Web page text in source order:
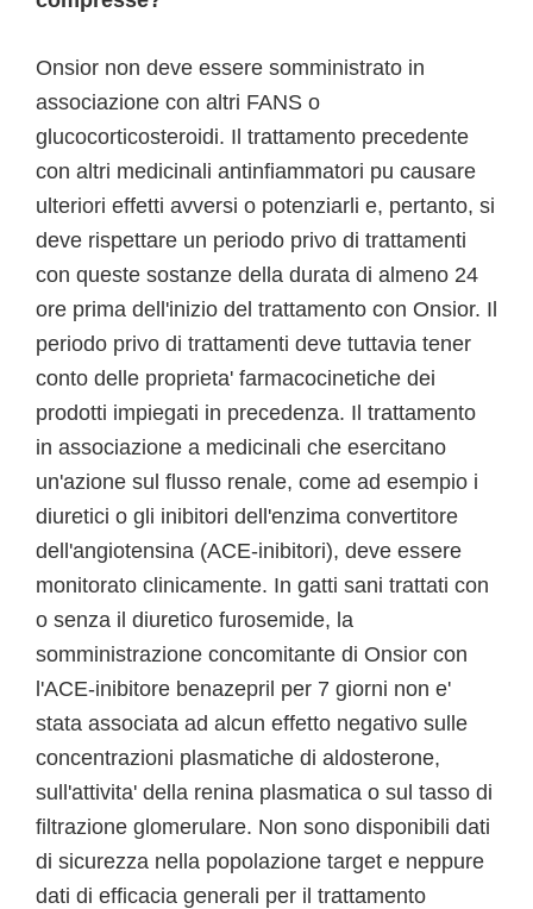
Onsior non deve essere somministrato in
associazione con altri FANS o
glucocorticosteroidi. Il trattamento precedente
con altri medicinali antinfiammatori pu causare
ulteriori effetti avversi o potenziarli e, pertanto, si
deve rispettare un periodo privo di trattamenti
con queste sostanze della durata di almeno 24
ore prima dell'inizio del trattamento con Onsior. Il
periodo privo di trattamenti deve tuttavia tener
conto delle proprieta' farmacocinetiche dei
prodotti impiegati in precedenza. Il trattamento
in associazione a medicinali che esercitano
un'azione sul flusso renale, come ad esempio i
diuretici o gli inibitori dell'enzima convertitore
dell'angiotensina (ACE-inibitori), deve essere
monitorato clinicamente. In gatti sani trattati con
o senza il diuretico furosemide, la
somministrazione concomitante di Onsior con
l'ACE-inibitore benazepril per 7 giorni non e'
stata associata ad alcun effetto negativo sulle
concentrazioni plasmatiche di aldosterone,
sull'attivita' della renina plasmatica o sul tasso di
filtrazione glomerulare. Non sono disponibili dati
di sicurezza nella popolazione target e neppure
dati di efficacia generali per il trattamento